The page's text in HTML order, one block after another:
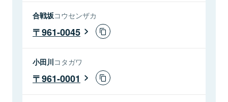
合戦坂コウセンザカ
961-0045
小田川コタガワ
961-0001